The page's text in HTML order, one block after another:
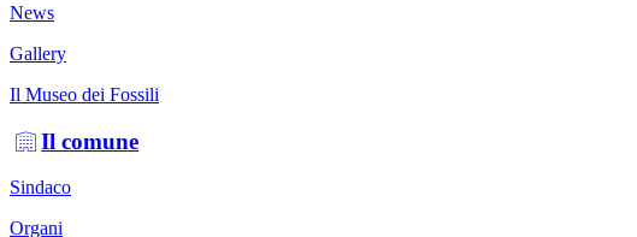
News
Gallery
Il Museo dei Fossili
Il comune
Sindaco
Organi